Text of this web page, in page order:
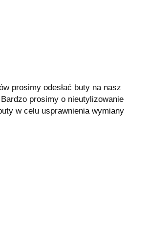
prosimy odesłać buty na nasz
prosimy o nieutylizowanie
w celu usprawnienia wymiany